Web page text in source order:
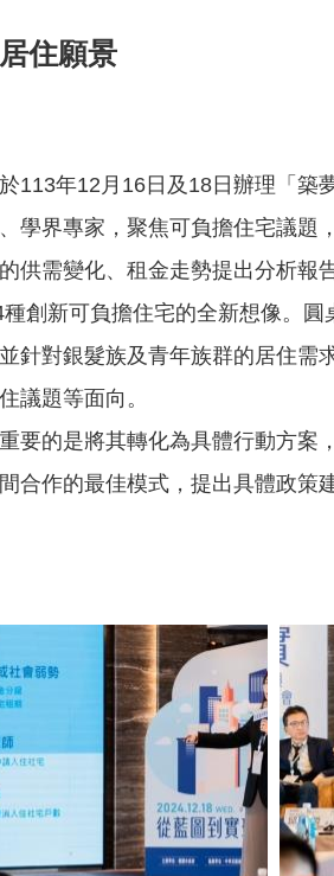
住願景
113年12月16日及18日辦理「
界專家，聚焦可負擔住宅議題
供需變化、租金走勢提出分析
創新可負擔住宅的全新想像。
針對銀髮族及青年族群的居住
議題等面向。
要的是將其轉化為具體行動方
作的最佳模式，提出具體政策